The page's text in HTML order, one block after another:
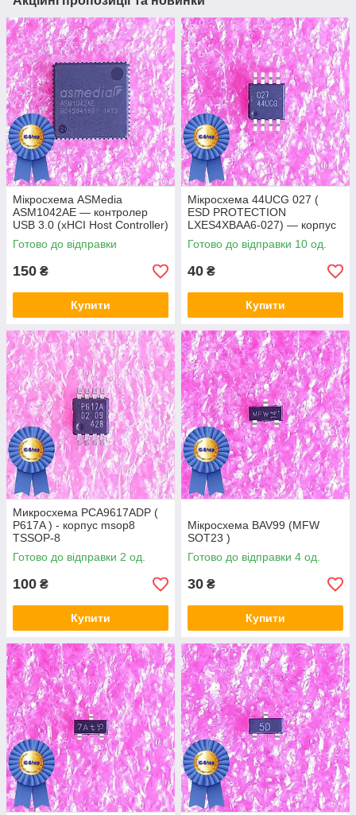
Мікросхема ASMedia
ASM1042AE — контролер
USB 3.0 (xHCI Host Controller)
Готово до відправки
150 ₴
Купити
Мікросхема 44UCG 027 (
ESD PROTECTION
LXES4XBAA6-027) — корпус
msop8
Готово до відправки 10 од.
40 ₴
Купити
Микросхема PCA9617ADP (
P617A ) - корпус msop8
TSSOP-8
Готово до відправки 2 од.
100 ₴
Купити
Мікросхема BAV99 (MFW
SOT23 )
Готово до відправки 4 од.
30 ₴
Купити